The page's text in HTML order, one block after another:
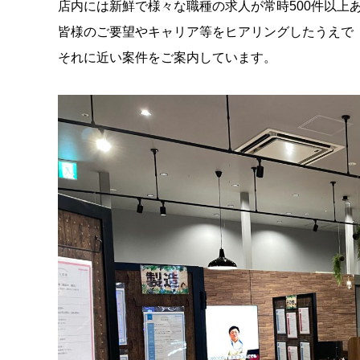
店内には新鮮で様々な職種の求人が常時500件以上
皆様のご要望やキャリア等をヒアリングしたうえで
それに近い案件をご案内しています。